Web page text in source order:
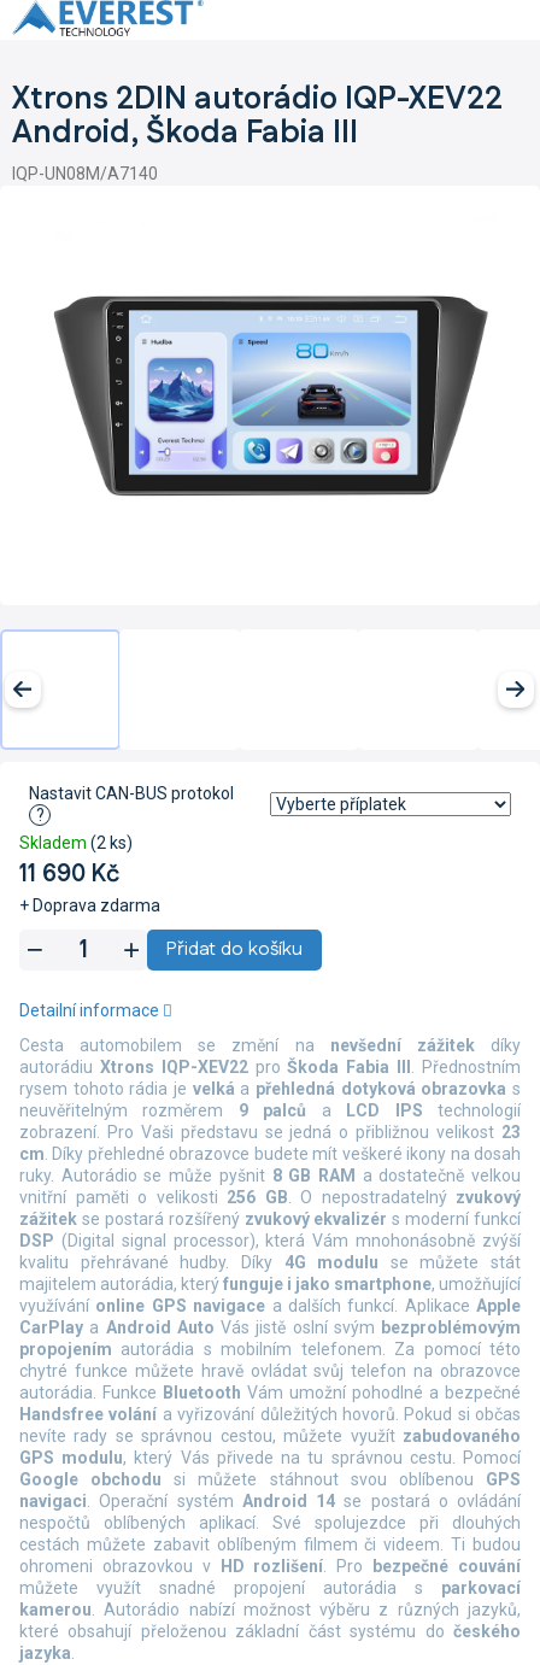
Přejít
na
Xtrons 2DIN autorádio IQP-XEV22
Android, Škoda Fabia III
IQP-UN08M/A7140
11 690 Kč
+ Doprava zdarma
Skladem (2 ks)
Nastavit CAN-BUS protokol
?
Přidat do košíku
Cesta automobilem se změní na nevšední zážitekdíky
autorádiu Xtrons IQP-XEV22 pro Škoda Fabia III . Přednostním
rysem tohoto rádia je velká a přehledná dotyková obrazovka s
neuvěřitelným rozměrem 9 palců a LCD IPStechnologií
zobrazení. Pro Vaši představu se jedná o přibližnou velikost 23
cm. Díky přehledné obrazovce budete mít veškeré ikony na dosah
ruky. Autorádio se může pyšnit 8 GB RAM
a dostatečně velkou
vnitřní paměti o velikosti 256 GB. O nepostradatelný zvukový
zážitek se postará rozšířený zvukový ekvalizér s moderní funkcí
DSP (Digital signal processor), která Vám mnohonásobně zvýší
kvalitu přehrávané hudby.
Díky 4G modulu se můžete stát
majitelem autorádia, kterýfunguje i jako smartphone, umožňující
využívání online GPS navigace a dalších funkcí. Aplikace Apple
CarPlay a Android Auto Vás jistě oslní svým bezproblémovým
propojením autorádia s mobilním telefonem. Za pomocí této
chytré funkce můžete hravě ovládat svůj telefon na obrazovce
autorádia. Funkce Bluetooth Vám umožní pohodlné a bezpečné
Handsfree volání a vyřizování důležitých hovorů. Pokud si občas
nevíte rady se správnou cestou, můžete využít zabudovaného
GPS modulu, který Vás přivede na tu správnou cestu. Pomocí
Google obchodu si můžete stáhnout svou oblíbenou GPS
navigaci. Operační systém Android 14 se postará o ovládání
nespočtů oblíbených aplikací. Své spolujezdce při dlouhých
cestách můžete zabavit oblíbeným filmem či videem. Ti budou
ohromeni obrazovkou v
HD rozlišení. Pro
bezpečné couvání
můžete využít snadné propojení autorádia s parkovací
kamerou.Autorádio nabízí možnost výběru z různých jazyků,
které obsahují přeloženou základní část systému do českého
jazyka.
Detailní informace